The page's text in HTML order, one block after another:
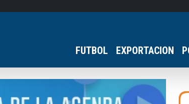
FUTBOL EXPORTACION